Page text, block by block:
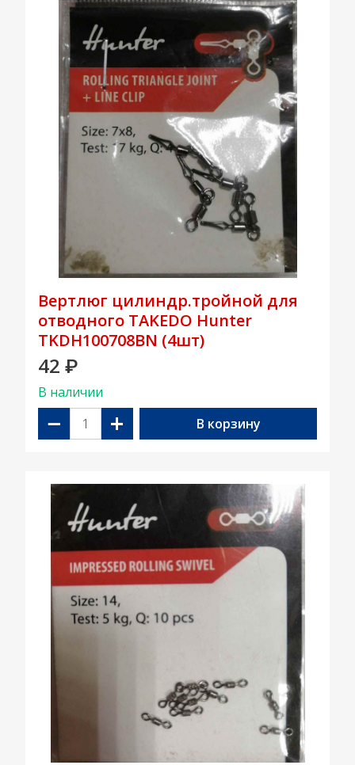
Вертлюг цилиндр.тройной для
отводного TAKEDO Hunter
TKDH100708BN (4шт)
42 ₽
В наличии
− + В корзину